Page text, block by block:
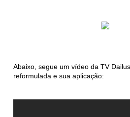
Abaixo, segue um vídeo da TV
reformulada e sua aplicação: